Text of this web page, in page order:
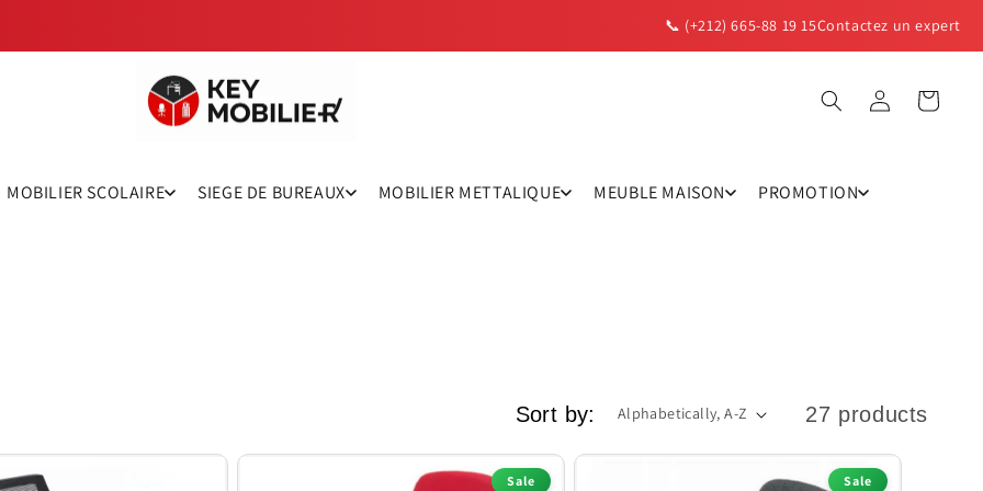
📞 (+212) 665-88 19 15Contactez un expert
Log
in
Cart
MOBILIER SCOLAIRE SIEGE DE BUREAUX MOBILIER METTALIQUE MEUBLE MAISON PROMOTION
Sort by: 27 products
Sale Sale